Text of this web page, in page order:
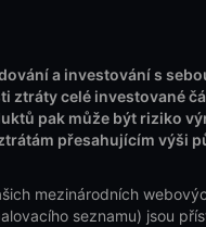
a investování s
ztráty celé investované
pak může být riziko
přesahujícím výši
mezinárodních
seznamu) jsou